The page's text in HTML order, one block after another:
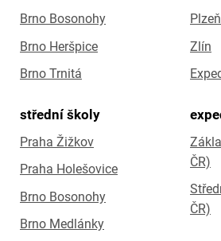
Brno Bosonohy
Brno Heršpice
Brno Trnitá
Plzeň
Zlín
střední školy
Praha Žižkov
Praha Holešovice
Brno Bosonohy
Brno Medlánky
ČR)
ČR)